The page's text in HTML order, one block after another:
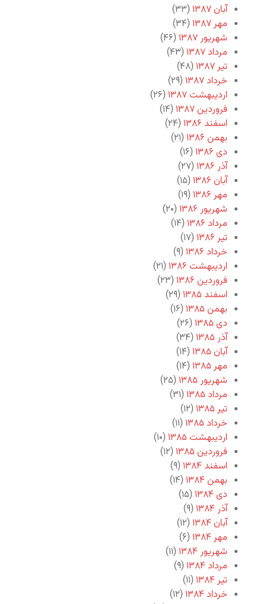
آبان ۱۳۸۷
(۳۳)
مهر ۱۳۸۷
(۳۴)
شهریور ۱۳۸۷
(۴۶)
مرداد ۱۳۸۷
(۴۳)
تیر ۱۳۸۷
(۴۸)
خرداد ۱۳۸۷
(۲۹)
اردیبهشت ۱۳۸۷
(۲۶)
فروردین ۱۳۸۷
(۱۴)
اسفند ۱۳۸۶
(۲۴)
بهمن ۱۳۸۶
(۲۱)
دی ۱۳۸۶
(۱۶)
آذر ۱۳۸۶
(۲۷)
آبان ۱۳۸۶
(۱۵)
مهر ۱۳۸۶
(۱۹)
شهریور ۱۳۸۶
(۲۰)
مرداد ۱۳۸۶
(۱۴)
تیر ۱۳۸۶
(۱۷)
خرداد ۱۳۸۶
(۹)
اردیبهشت ۱۳۸۶
(۲۱)
فروردین ۱۳۸۶
(۲۳)
اسفند ۱۳۸۵
(۲۹)
بهمن ۱۳۸۵
(۱۶)
دی ۱۳۸۵
(۲۶)
آذر ۱۳۸۵
(۳۴)
آبان ۱۳۸۵
(۱۴)
مهر ۱۳۸۵
(۱۴)
شهریور ۱۳۸۵
(۲۵)
مرداد ۱۳۸۵
(۳۱)
تیر ۱۳۸۵
(۱۲)
خرداد ۱۳۸۵
(۱۱)
اردیبهشت ۱۳۸۵
(۱۰)
فروردین ۱۳۸۵
(۱۲)
اسفند ۱۳۸۴
(۹)
بهمن ۱۳۸۴
(۱۴)
دی ۱۳۸۴
(۱۵)
آذر ۱۳۸۴
(۹)
آبان ۱۳۸۴
(۱۲)
مهر ۱۳۸۴
(۶)
شهریور ۱۳۸۴
(۱۱)
مرداد ۱۳۸۴
(۹)
تیر ۱۳۸۴
(۱۱)
خرداد ۱۳۸۴
(۱۲)